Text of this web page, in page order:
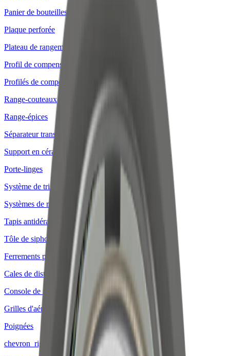
Panier de bouteilles
Plaque perforée
Plateau de rangement
Profil de compensation
Profilés de compensation
Range-couteaux
Range-épices
Séparateur transversaux et longitudinaux
Support en céramique
Porte-linges
Système de tri des déchets
Systèmes de rails
Tapis antidérapant
Tôle de siphon
Ferrements pour cuisines et meubles
Cales de distance
Console de renfort pour plaque de cuisson
Grilles d'aération
Poignées
chevron_right